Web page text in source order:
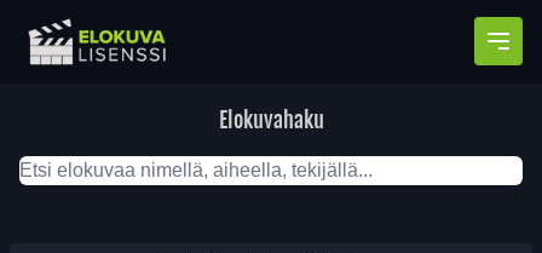
Elokuvahaku